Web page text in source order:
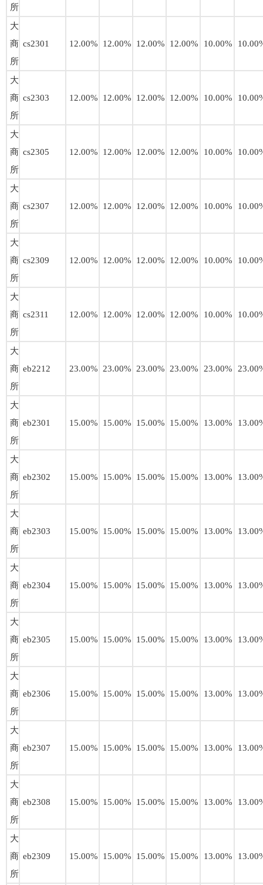
所
大
商
所
cs2301 12.00% 12.00% 12.00% 12.00% 10.00%
大
商
所
cs2303 12.00% 12.00% 12.00% 12.00% 10.00%
大
商
所
cs2305 12.00% 12.00% 12.00% 12.00% 10.00%
大
商
所
cs2307 12.00% 12.00% 12.00% 12.00% 10.00%
大
商
所
cs2309 12.00% 12.00% 12.00% 12.00% 10.00%
大
商
所
cs2311 12.00% 12.00% 12.00% 12.00% 10.00%
大
商
所
eb2212 23.00% 23.00% 23.00% 23.00% 23.00%
大
商
所
eb2301 15.00% 15.00% 15.00% 15.00% 13.00%
大
商
所
eb2302 15.00% 15.00% 15.00% 15.00% 13.00%
大
商
所
eb2303 15.00% 15.00% 15.00% 15.00% 13.00%
大
商
所
eb2304 15.00% 15.00% 15.00% 15.00% 13.00%
大
商
所
eb2305 15.00% 15.00% 15.00% 15.00% 13.00%
大
商
所
eb2306 15.00% 15.00% 15.00% 15.00% 13.00%
大
商
所
eb2307 15.00% 15.00% 15.00% 15.00% 13.00%
大
商
所
eb2308 15.00% 15.00% 15.00% 15.00% 13.00%
大
商
所
eb2309 15.00% 15.00% 15.00% 15.00% 13.00%